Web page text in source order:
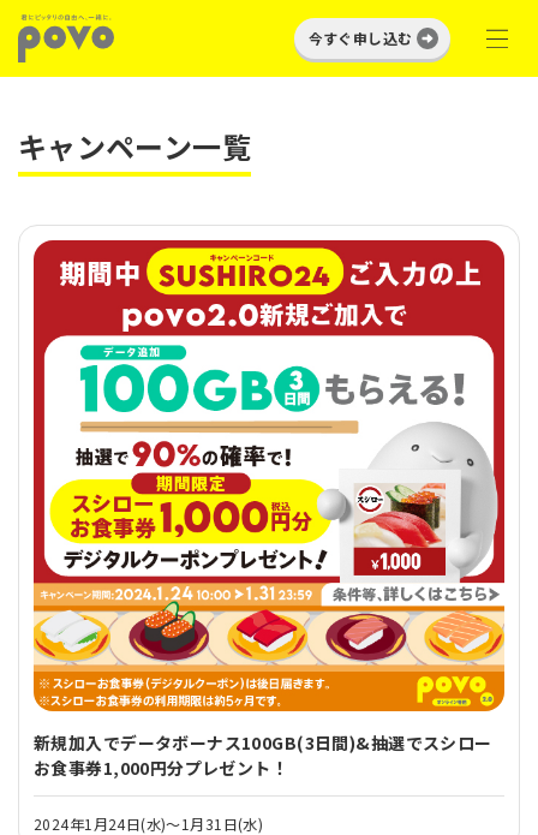
今すぐ申し込む
キャンペーン一覧
新規加入でデータボーナス100GB(3日間)&抽選でスシロー
お食事券1,000円分プレゼント！
2024年1月24日(水)～1月31日(水)